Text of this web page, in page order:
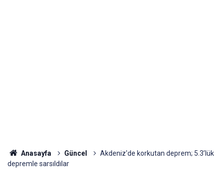
Anasayfa Güncel
Akdeniz'de korkutan deprem; 5.3’lük
depremle sarsıldılar